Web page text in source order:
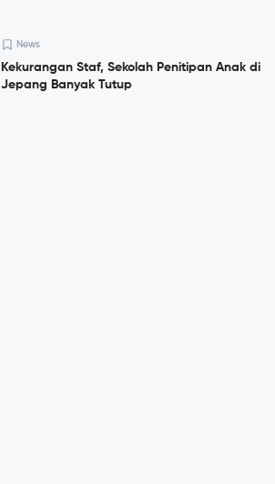
News
Kekurangan Staf, Sekolah Penitipan Anak di
Jepang Banyak Tutup